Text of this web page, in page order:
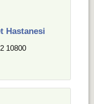
Hastanesi
10800